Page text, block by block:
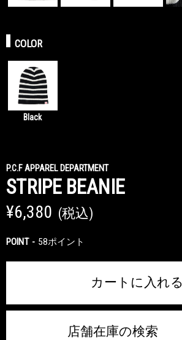
COLOR
Black
P.C.F APPAREL DEPARTMENT
STRIPE BEANIE
¥6,380 (税込)
POINT 58ポイント
カートに入れる
店舗在庫の検索